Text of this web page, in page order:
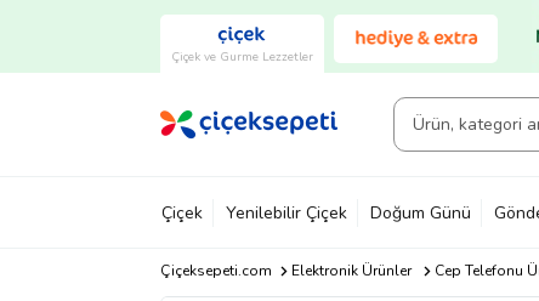
Çiçek ve Gurme Lezzetler
Çiçek Yenilebilir Çiçek Doğum Günü
Çiçeksepeti.com Elektronik Ürünler Cep Telefonu